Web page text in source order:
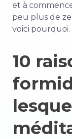
et à
peu plus de
voici pourquoi.
10